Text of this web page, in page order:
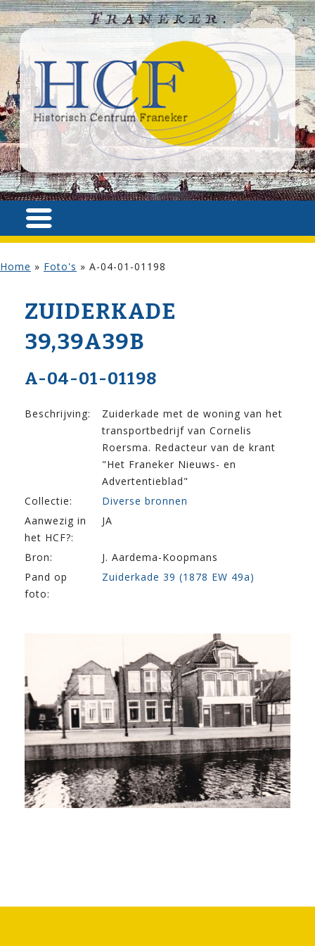
Home » Foto's » A-04-01-01198
ZUIDERKADE
39,39A39B
A-04-01-01198
Beschrijving:
Zuiderkade met de woning van het
transportbedrijf van Cornelis
Roersma. Redacteur van de krant
"Het Franeker Nieuws- en
Advertentieblad"
Collectie:
Diverse bronnen
Aanwezig in
het HCF?:
JA
Bron:
J. Aardema-Koopmans
Pand op
foto:
Zuiderkade 39 (1878 EW 49a)